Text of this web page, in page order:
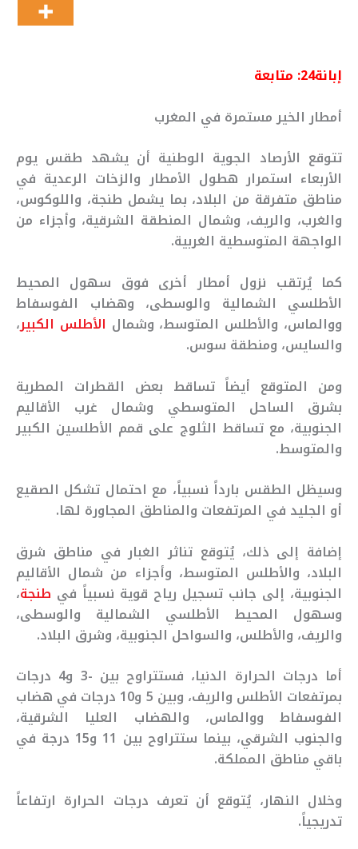
إبانة24: متابعة
أمطار الخير مستمرة في المغرب
تتوقع الأرصاد الجوية الوطنية أن يشهد طقس يوم
الأربعاء استمرار هطول الأمطار والزخات الرعدية في
مناطق متفرقة من البلاد، بما يشمل طنجة، واللوكوس،
والغرب، والريف، وشمال المنطقة الشرقية، وأجزاء من
الواجهة المتوسطية الغربية.
كما يُرتقب نزول أمطار أخرى فوق سهول المحيط
الأطلسي الشمالية والوسطى، وهضاب الفوسفاط
ووالماس، والأطلس المتوسط، وشمال الأطلس الكبير،
والسايس، ومنطقة سوس.
ومن المتوقع أيضاً تساقط بعض القطرات المطرية
بشرق الساحل المتوسطي وشمال غرب الأقاليم
الجنوبية، مع تساقط الثلوج على قمم الأطلسين الكبير
والمتوسط.
وسيظل الطقس بارداً نسبياً، مع احتمال تشكل الصقيع
أو الجليد في المرتفعات والمناطق المجاورة لها.
إضافة إلى ذلك، يُتوقع تناثر الغبار في مناطق شرق
البلاد، والأطلس المتوسط، وأجزاء من شمال الأقاليم
الجنوبية، إلى جانب تسجيل رياح قوية نسبياً في طنجة،
وسهول المحيط الأطلسي الشمالية والوسطى،
والريف، والأطلس، والسواحل الجنوبية، وشرق البلاد.
أما درجات الحرارة الدنيا، فستتراوح بين -3 و4 درجات
بمرتفعات الأطلس والريف، وبين 5 و10 درجات في هضاب
الفوسفاط ووالماس، والهضاب العليا الشرقية،
والجنوب الشرقي، بينما ستتراوح بين 11 و15 درجة في
باقي مناطق المملكة.
وخلال النهار، يُتوقع أن تعرف درجات الحرارة ارتفاعاً
تدريجياً.